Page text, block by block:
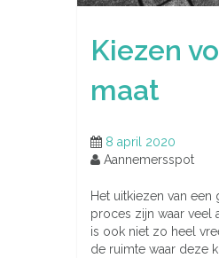
Kiezen
maat
8 april 2020
Aannemersspot
Het uitkiezen van
proces zijn waar veel
is ook niet zo heel
de ruimte waar deze